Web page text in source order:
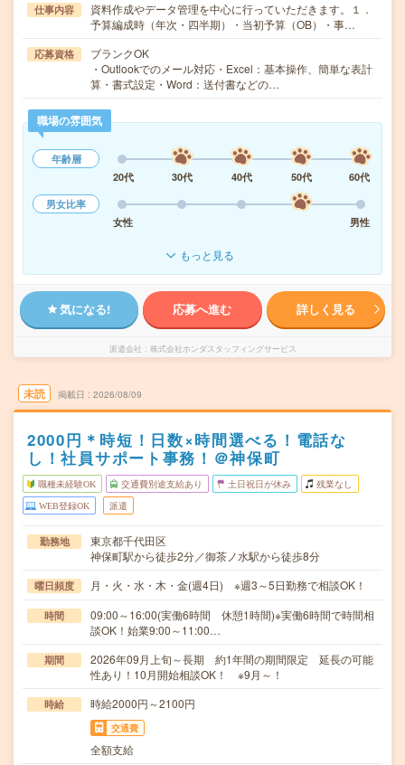
仕事内容
資料作成やデータ管理を中心に行っていただきます。１．
予算編成時（年次・四半期）・当初予算（OB）・事…
応募資格
ブランクOK
・Outlookでのメール対応・Excel：基本操作、簡単な表計
算・書式設定・Word：送付書などの…
職場の雰囲気
年齢層
20代
30代 40代 50代
60代
男女比率
女性
男性
もっと見る
気になる! 応募へ進む 詳しく見る
派遣会社 株式会社ホンダスタッフィングサービス
未読 掲載日 2026/08/09
2000円＊時短！日数×時間選べる！電話な
し！社員サポート事務！＠神保町
職種未経験OK 交通費別途支給あり 土日祝日が休み 残業なし
WEB登録OK 派遣
勤務地
東京都千代田区
神保町駅から徒歩2分／御茶ノ水駅から徒歩8分
曜日頻度 月・火・水・木・金(週4日) ※週3～5日勤務で相談OK！
時間
09:00～16:00(実働6時間 休憩1時間)※実働6時間で時間相
談OK！始業9:00～11:00…
期間
2026年09月上旬～長期 約1年間の期間限定 延長の可能
性あり！10月開始相談OK！ ※9月～！
時給 時給2000円～2100円
交通費
全額支給